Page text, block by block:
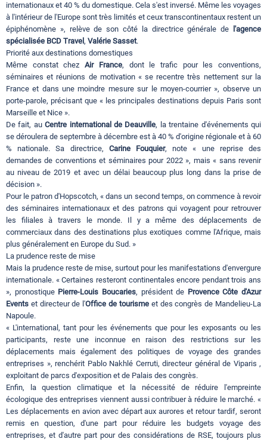
internationaux et 40 % du domestique. Cela s'est inversé. Même les voyages
à l'intérieur de l'Europe sont très limités et ceux transcontinentaux restent un
épiphénomène », relève de son côté la directrice générale de
l'agence
spécialisée BCD Travel , Valérie Sasset.
Priorité aux destinations domestiques
Même constat chezAir France, dont le trafic pour les conventions,
séminaires et réunions de motivation « se recentre très nettement sur la
France et dans une moindre mesure sur le moyen-courrier », observe un
porte-parole, précisant que « les principales destinations depuis Paris sont
Marseille et Nice ».
De fait, auCentre international de Deauville, la trentaine d'événements qui
se déroulera de septembre à décembre est à 40 % d'origine régionale et à 60
% nationale. Sa directrice, Carine Fouquier, note « une reprise des
demandes de conventions et séminaires pour 2022 », mais « sans revenir
au niveau de 2019 et avec un délai beaucoup plus long dans la prise de
décision ».
Pour le patron d'Hopscotch, « dans un second temps, on commence à revoir
des séminaires internationaux et des patrons qui voyagent pour retrouver
les filiales à travers le monde. Il y a même des déplacements de
commerciaux dans des destinations plus exotiques comme l'Afrique, mais
plus généralement en Europe du Sud. »
La prudence reste de mise
Mais la prudence reste de mise, surtout pour les manifestations d'envergure
internationale. « Certaines resteront continentales encore pendant trois ans
», pronostique Pierre-Louis Boucaries, président de Provence Côte d'Azur
Events et directeur de l'Office de tourisme et des congrès de Mandelieu-La
Napoule.
« L'international, tant pour les événements que pour les exposants ou les
participants, reste une inconnue en raison des restrictions sur les
déplacements mais également des politiques de voyage des grandes
entreprises », renchérit Pablo Nakhlé Cerruti, directeur général de Viparis ,
exploitant de parcs d'exposition et de Palais des congrès.
Enfin, la question climatique et la nécessité de réduire l'empreinte
écologique des entreprises viennent aussi contribuer à réduire le marché. «
Les déplacements en avion avec départ aux aurores et retour tardif, seront
remis en question, d'une part pour réduire les budgets voyage des
entreprises, et d'autre part pour des considérations de RSE, toujours plus